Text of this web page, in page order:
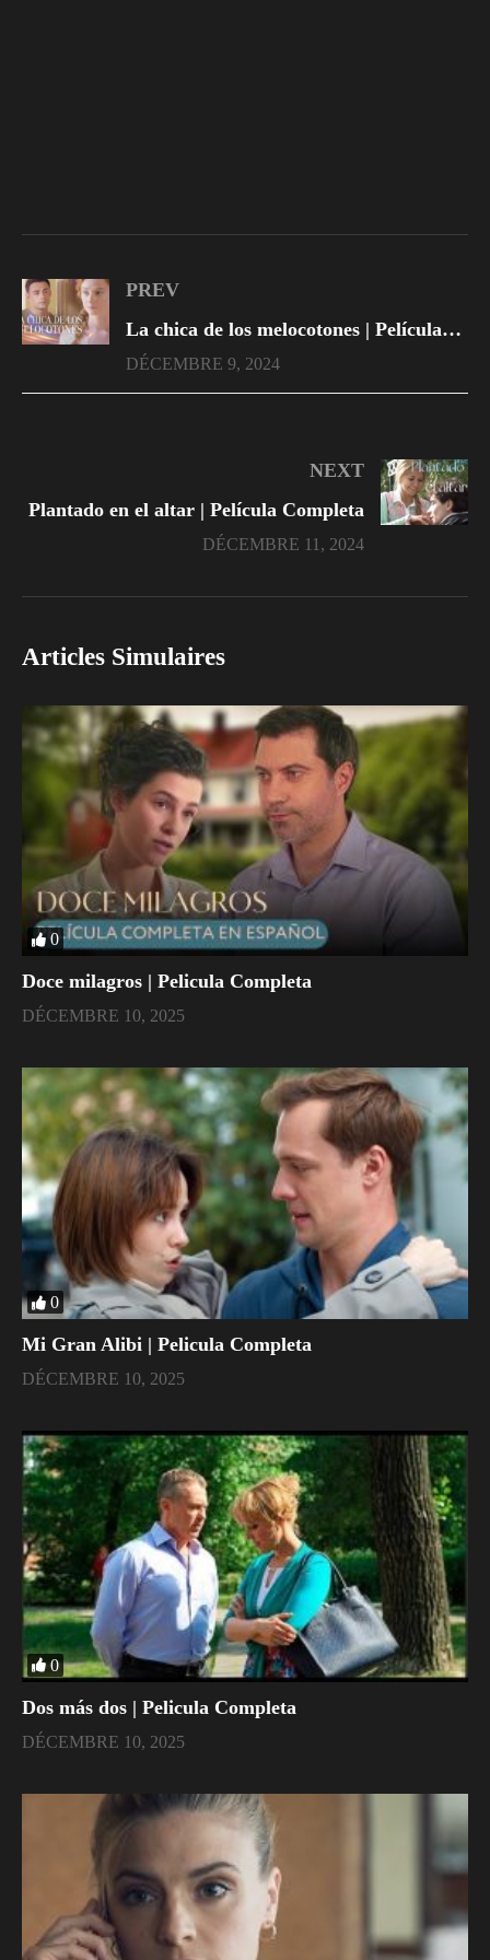
PREV
La chica de los melocotones | Películas Completas en Español Latino
DÉCEMBRE 9, 2024
NEXT
Plantado en el altar | Película Completa
DÉCEMBRE 11, 2024
Articles Simulaires
0
Doce milagros | Pelicula Completa
DÉCEMBRE 10, 2025
0
Mi Gran Alibi | Pelicula Completa
DÉCEMBRE 10, 2025
0
Dos más dos | Pelicula Completa
DÉCEMBRE 10, 2025